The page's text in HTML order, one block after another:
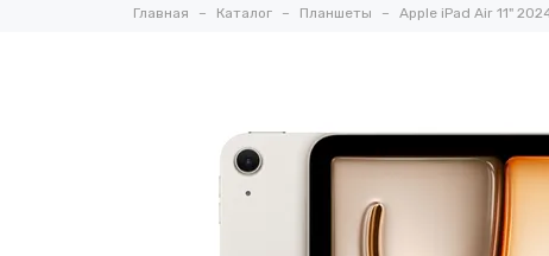
Главная Каталог Планшеты Apple iPad Air 11"